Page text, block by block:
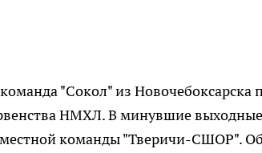
"Сокол" из Новочебоксарска
НМХЛ. В минувшие
команды "Тверичи-СШОР".